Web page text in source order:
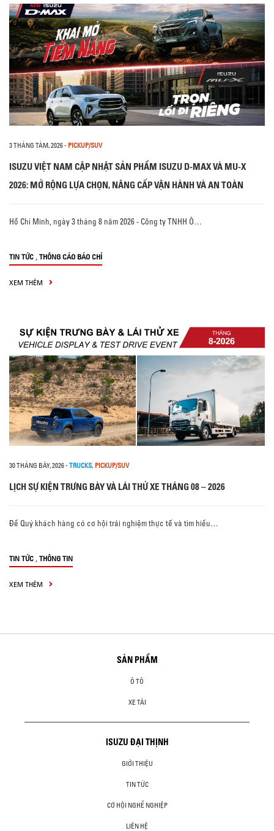
3 THÁNG TÁM, 2026- PICKUP/SUV
ISUZU VIỆT NAM CẬP NHẬT SẢN PHẨM ISUZU D-MAX VÀ MU-X
2026: MỞ RỘNG LỰA CHỌN, NÂNG CẤP VẬN HÀNH VÀ AN TOÀN
Hồ Chí Minh, ngày 3 tháng 8 năm 2026 - Công ty TNHH Ô…
TIN TỨC , THÔNG CÁO BÁO CHÍ
XEM THÊM
30 THÁNG BẢY, 2026- TRUCKS, PICKUP/SUV
LỊCH SỰ KIỆN TRƯNG BÀY VÀ LÁI THỬ XE THÁNG 08 – 2026
Để Quý khách hàng có cơ hội trải nghiệm thực tế và tìm hiểu…
TIN TỨC , THÔNG TIN
XEM THÊM
SẢN PHẨM
Ô TÔ
XE TẢI
ISUZU ĐẠI THỊNH
GIỚI THIỆU
TIN TỨC
CƠ HỘI NGHỀ NGHIỆP
LIÊN HỆ